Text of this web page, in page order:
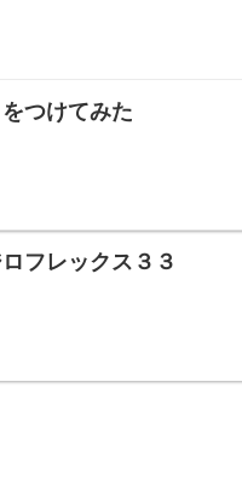
つけてみた
フレックス３３